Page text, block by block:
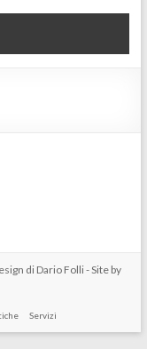
di Dario Folli - Site by
Servizi